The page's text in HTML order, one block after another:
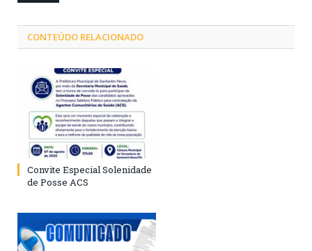
CONTEÚDO RELACIONADO
Convite Especial Solenidade
de Posse ACS